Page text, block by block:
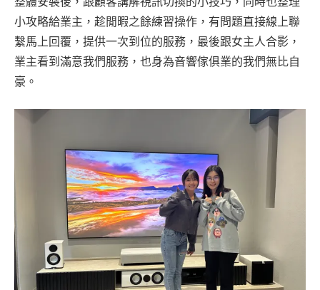
小攻略給業主，趁閒暇之餘練習操作，有問題直接線上聯
繫馬上回覆，提供一次到位的服務，最後跟女主人合影，
業主看到滿意我們服務，也身為音響傢俱業的我們無比自
豪。